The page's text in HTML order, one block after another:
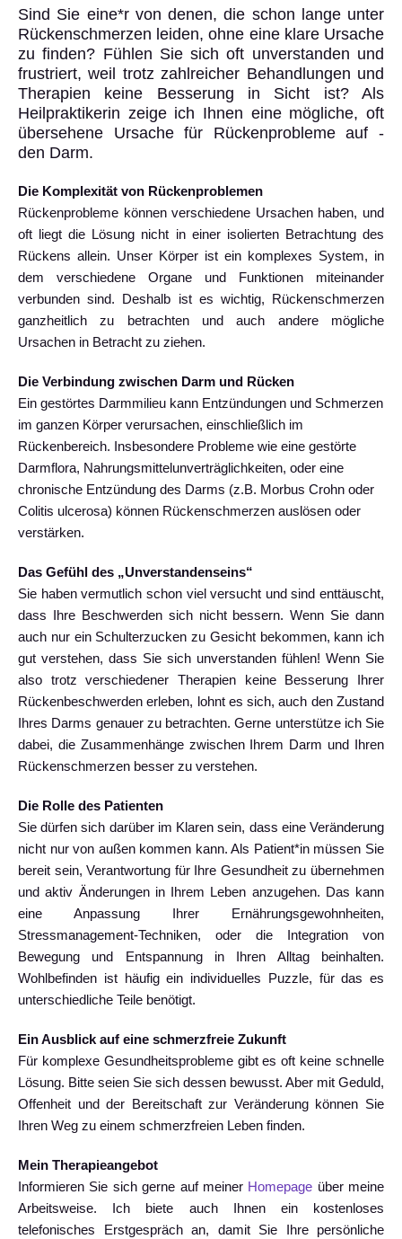
Sind Sie eine*r von denen, die schon lange unter
Rückenschmerzen leiden, ohne eine klare Ursache
zu finden? Fühlen Sie sich oft unverstanden und
frustriert, weil trotz zahlreicher Behandlungen und
Therapien keine Besserung in Sicht ist? Als
Heilpraktikerin zeige ich Ihnen eine mögliche, oft
übersehene Ursache für Rückenprobleme auf -
den Darm.
Die Komplexität von Rückenproblemen
Rückenprobleme können verschiedene Ursachen haben, und
oft liegt die Lösung nicht in einer isolierten Betrachtung des
Rückens allein. Unser Körper ist ein komplexes System, in
dem verschiedene Organe und Funktionen miteinander
verbunden sind. Deshalb ist es wichtig, Rückenschmerzen
ganzheitlich zu betrachten und auch andere mögliche
Ursachen in Betracht zu ziehen.
Die Verbindung zwischen Darm und Rücken
Ein gestörtes Darmmilieu kann Entzündungen und Schmerzen
im ganzen Körper verursachen, einschließlich im
Rückenbereich. Insbesondere Probleme wie eine gestörte
Darmflora, Nahrungsmittelunverträglichkeiten, oder eine
chronische Entzündung des Darms (z.B. Morbus Crohn oder
Colitis ulcerosa) können Rückenschmerzen auslösen oder
verstärken.
Das Gefühl des „Unverstandenseins“
Sie haben vermutlich schon viel versucht und sind enttäuscht,
dass Ihre Beschwerden sich nicht bessern. Wenn Sie dann
auch nur ein Schulterzucken zu Gesicht bekommen, kann ich
gut verstehen, dass Sie sich unverstanden fühlen! Wenn Sie
also trotz verschiedener Therapien keine Besserung Ihrer
Rückenbeschwerden erleben, lohnt es sich, auch den Zustand
Ihres Darms genauer zu betrachten. Gerne unterstütze ich Sie
dabei, die Zusammenhänge zwischen Ihrem Darm und Ihren
Rückenschmerzen besser zu verstehen.
Die Rolle des Patienten
Sie dürfen sich darüber im Klaren sein, dass eine Veränderung
nicht nur von außen kommen kann. Als Patient*in müssen Sie
bereit sein, Verantwortung für Ihre Gesundheit zu übernehmen
und aktiv Änderungen in Ihrem Leben anzugehen. Das kann
eine Anpassung Ihrer Ernährungsgewohnheiten,
Stressmanagement-Techniken, oder die Integration von
Bewegung und Entspannung in Ihren Alltag beinhalten.
Wohlbefinden ist häufig ein individuelles Puzzle, für das es
unterschiedliche Teile benötigt.
Ein Ausblick auf eine schmerzfreie Zukunft
Für komplexe Gesundheitsprobleme gibt es oft keine schnelle
Lösung. Bitte seien Sie sich dessen bewusst. Aber mit Geduld,
Offenheit und der Bereitschaft zur Veränderung können Sie
Ihren Weg zu einem schmerzfreien Leben finden.
Mein Therapieangebot
Informieren Sie sich gerne auf meiner Homepage über meine
Arbeitsweise. Ich biete auch Ihnen ein kostenloses
telefonisches Erstgespräch an, damit Sie Ihre persönliche